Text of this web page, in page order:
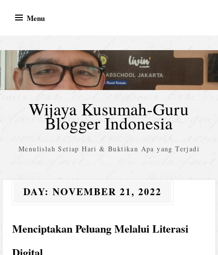
Menu
Wijaya Kusumah-Guru
Blogger Indonesia
Menulislah Setiap Hari & Buktikan Apa yang Terjadi
DAY:NOVEMBER 21, 2022
Menciptakan Peluang Melalui Literasi